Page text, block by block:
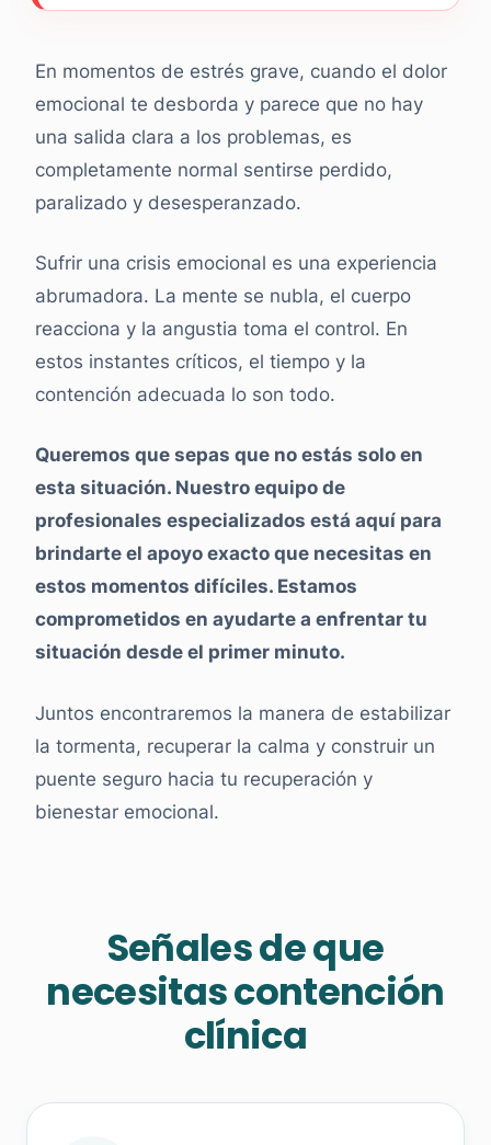
En momentos de estrés grave, cuando el dolor
emocional te desborda y parece que no hay
una salida clara a los problemas, es
completamente normal sentirse perdido,
paralizado y desesperanzado.
Sufrir una crisis emocional es una experiencia
abrumadora. La mente se nubla, el cuerpo
reacciona y la angustia toma el control. En
estos instantes críticos, el tiempo y la
contención adecuada lo son todo.
Queremos que sepas que no estás solo en
esta situación. Nuestro equipo de
profesionales especializados está aquí para
brindarte el apoyo exacto que necesitas en
estos momentos difíciles. Estamos
comprometidos en ayudarte a enfrentar tu
situación desde el primer minuto.
Juntos encontraremos la manera de estabilizar
la tormenta, recuperar la calma y construir un
puente seguro hacia tu recuperación y
bienestar emocional.
Señales de que
necesitas contención
clínica